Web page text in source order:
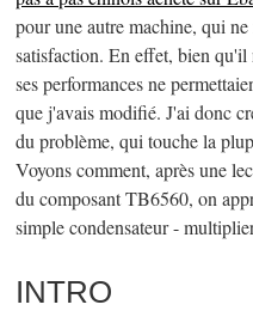
pour une autre machine, qui
satisfaction. En effet, bien qu'il
ses performances ne
que j'avais modifié. J'ai donc
du problème, qui touche la
Voyons comment, après une
du composant TB6560, on
simple condensateur -
INTRO